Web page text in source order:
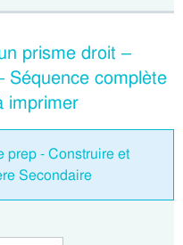
prisme droit –
Séquence complète
imprimer
prep - Construire et
Secondaire